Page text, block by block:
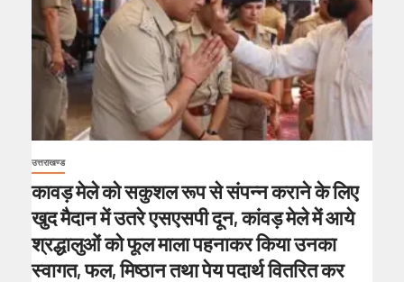
उत्तराखण्ड
कावड़ मेले को सकुशल रूप से संपन्न कराने के लिए
खुद मैदान में उतरे एसएसपी दून, कांवड़ मेले में आये
श्रद्धालुओं को फूल माला पहनाकर किया उनका
स्वागत, फल, मिष्ठान तथा पेय पदार्थ वितरित कर